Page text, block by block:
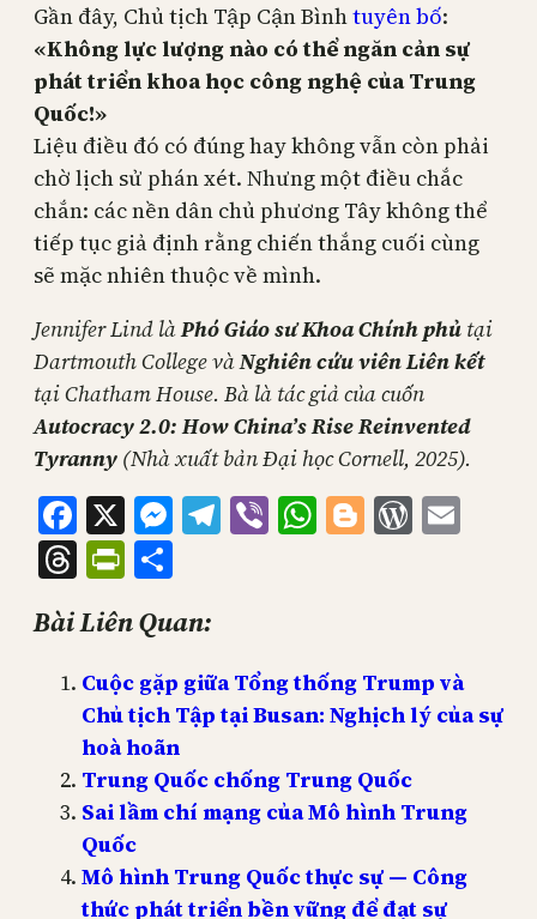
Gần đây, Chủ tịch Tập Cận Bìnhtuyên bố:
«Không lực lượng nào có thể ngăn cản sự
phát triển khoa học công nghệ của Trung
Quốc!»
Liệu điều đó có đúng hay không vẫn còn phải
chờ lịch sử phán xét. Nhưng một điều chắc
chắn: các nền dân chủ phương Tây không thể
tiếp tục giả định rằng chiến thắng cuối cùng
sẽ mặc nhiên thuộc về mình.
Jennifer Lind làPhó Giáo sư Khoa Chính phủ tại
Dartmouth College vàNghiên cứu viên Liên kết
tại Chatham House. Bà là tác giả của cuốn
Autocracy 2.0: How China’s Rise Reinvented
Tyranny (Nhà xuất bản Đại học Cornell, 2025).
Facebook
X Messenger
Telegram
ViberWhatsApp
Blogger
ThreadsPrintFriendly
Bài Liên Quan:
Cuộc gặp giữa Tổng thống Trump và
Chủ tịch Tập tại Busan: Nghịch lý của sự
hoà hoãn
Trung Quốc chống Trung Quốc
Sai lầm chí mạng của Mô hình Trung
Quốc
Mô hình Trung Quốc thực sự — Công
thức phát triển bền vững để đạt sự